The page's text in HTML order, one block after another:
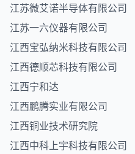
江苏微艾诺半导体有限公司
江苏一六仪器有限公司
江西宝弘纳米科技有限公司
江西德顺芯科技有限公司
江西宁和达
江西鹏腾实业有限公司
江西铜业技术研究院
江西中科上宇科技有限公司